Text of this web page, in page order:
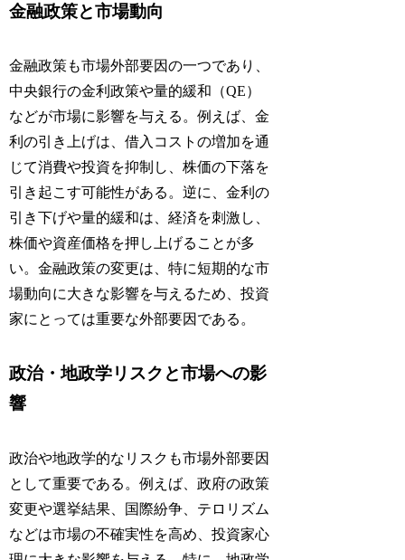
金融政策と市場動向
金融政策も市場外部要因の一つであり、
中央銀行の金利政策や量的緩和（QE）
などが市場に影響を与える。例えば、金
利の引き上げは、借入コストの増加を通
じて消費や投資を抑制し、株価の下落を
引き起こす可能性がある。逆に、金利の
引き下げや量的緩和は、経済を刺激し、
株価や資産価格を押し上げることが多
い。金融政策の変更は、特に短期的な市
場動向に大きな影響を与えるため、投資
家にとっては重要な外部要因である。
政治・地政学リスクと市場への影
響
政治や地政学的なリスクも市場外部要因
として重要である。例えば、政府の政策
変更や選挙結果、国際紛争、テロリズム
などは市場の不確実性を高め、投資家心